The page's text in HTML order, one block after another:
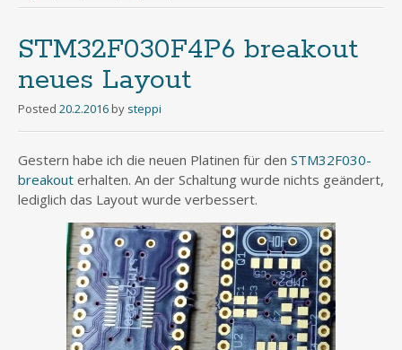
STM32F030F4P6 breakout
neues Layout
Posted 20.2.2016 by steppi
Gestern habe ich die neuen Platinen für den STM32F030-
breakout erhalten. An der Schaltung wurde nichts geändert,
lediglich das Layout wurde verbessert.